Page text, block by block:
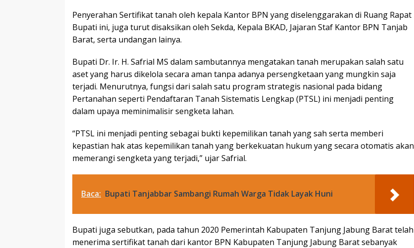
Penyerahan Sertifikat tanah oleh kepala Kantor BPN yang diselenggarakan di Ruang Rapat
Bupati ini, juga turut disaksikan oleh Sekda, Kepala BKAD, Jajaran Staf Kantor BPN Tanjab
Barat, serta undangan lainya.
Bupati Dr. Ir. H. Safrial MS dalam sambutannya mengatakan tanah merupakan salah satu
aset yang harus dikelola secara aman tanpa adanya persengketaan yang mungkin saja
terjadi. Menurutnya, fungsi dari salah satu program strategis nasional pada bidang
Pertanahan seperti Pendaftaran Tanah Sistematis Lengkap (PTSL) ini menjadi penting
dalam upaya meminimalisir sengketa lahan.
“PTSL ini menjadi penting sebagai bukti kepemilikan tanah yang sah serta memberi
kepastian hak atas kepemilikan tanah yang berkekuatan hukum yang secara otomatis akan
memerangi sengketa yang terjadi,” ujar Safrial.
Baca: Bupati Tanjabbar Sambangi Rumah Warga Tidak Layak Huni
Bupati juga sebutkan, pada tahun 2020 Pemerintah Kabupaten Tanjung Jabung Barat telah
menerima sertifikat tanah dari kantor BPN Kabupaten Tanjung Jabung Barat sebanyak